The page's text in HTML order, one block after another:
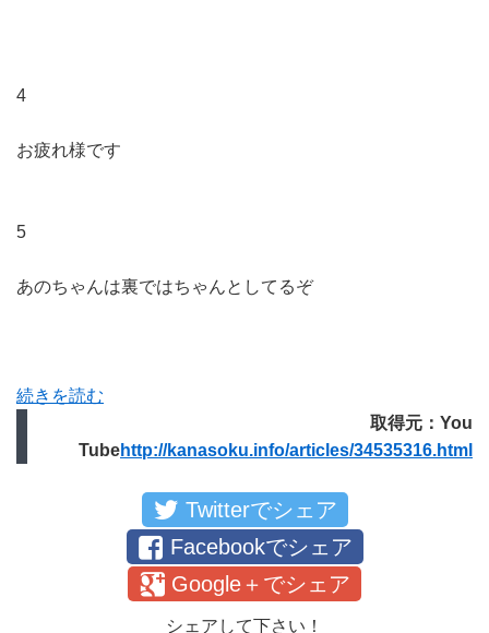
4
お疲れ様です
5
あのちゃんは裏ではちゃんとしてるぞ
続きを読む
取得元：You
Tubehttp://kanasoku.info/articles/34535316.html
Twitterでシェア
Facebookでシェア
Google＋でシェア
シェアして下さい！